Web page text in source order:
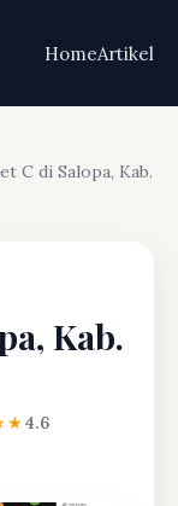
HomeArtikel
C di Salopa, Kab.
Kab.
4.6